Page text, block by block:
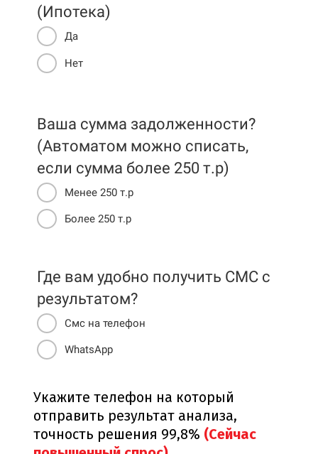
(Ипотека)
Да
Нет
Ваша сумма задолженности?
(Автоматом можно списать,
если сумма более 250 т.р)
Менее 250 т.р
Более 250 т.р
Где вам удобно получить СМС c
результатом?
Смс на телефон
WhatsApp
Укажите телефон на который
отправить результат анализа,
точность решения 99,8% (Сейчас